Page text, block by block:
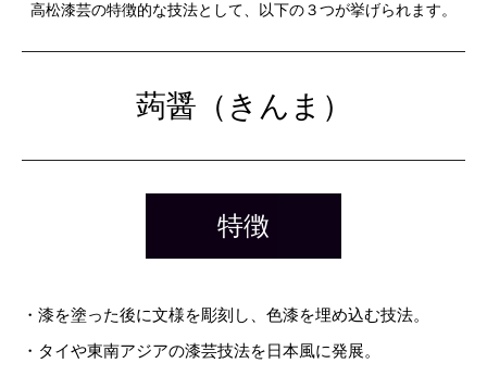
高松漆芸の特徴的な技法として、以下の３つが挙げられます。
蒟醤（きんま）
特徴
・漆を塗った後に文様を彫刻し、色漆を埋め込む技法。
・タイや東南アジアの漆芸技法を日本風に発展。